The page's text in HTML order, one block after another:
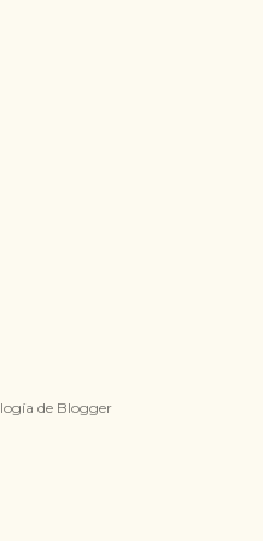
de Blogger